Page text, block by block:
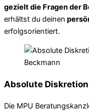
gezielt die Fragen der
erhältst du deinen
erfolgsorientiert.
Absolute Diskretion
Die MPU